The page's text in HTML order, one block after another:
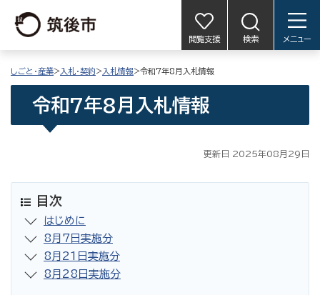
閲覧支援 検索 メニュー
しごと・産業>入札・契約>入札情報>令和7年8月入札情報
令和7年8月入札情報
更新日 2025年08月29日
目次
はじめに
8月7日実施分
8月21日実施分
8月28日実施分